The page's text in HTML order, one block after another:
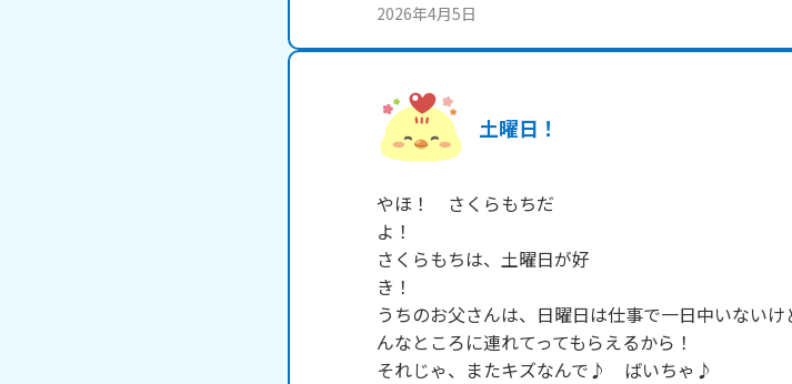
2026年4月5日
土曜日！
やほ！　さくらもちだ
よ
さくらもちは、土曜日が好
き
うちのお父さんは、日曜日は仕事で一日中いない
んなところに連れてって
それじゃ、またキズなんで♪　ばいちゃ♪